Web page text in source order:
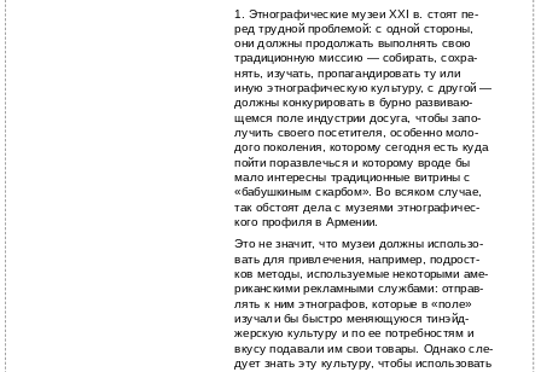
1. Этнографические музеи XХI в. стоят пе-
ред трудной проблемой: с одной стороны,
они должны продолжать выполнять свою
традиционную миссию — собирать, сохра-
нять, изучать, пропагандировать ту или
иную этнографическую культуру, с другой —
должны конкурировать в бурно развиваю-
щемся поле индустрии досуга, чтобы запо-
лучить своего посетителя, особенно моло-
дого поколения, которому сегодня есть куда
пойти поразвлечься и которому вроде бы
мало интересны традиционные витрины с
«бабушкиным скарбом». Во всяком случае,
так обстоят дела с музеями этнографичес-
кого профиля в Армении.
Это не значит, что музеи должны использо-
вать для привлечения, например, подрост-
ков методы, используемые некоторыми аме-
риканскими рекламными службами: отправ-
лять к ним этнографов, которые в «поле»
изучали бы быстро меняющуюся тинэйд-
жерскую культуру и по ее потребностям и
вкусу подавали им свои товары. Однако сле-
дует знать эту культуру, чтобы использовать